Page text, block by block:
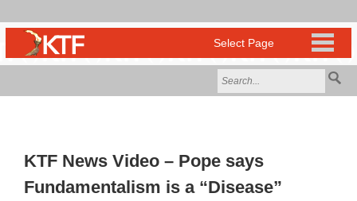
KTF News Video – Pope says
Fundamentalism is a “Disease”